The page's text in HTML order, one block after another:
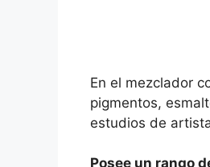
En el mezclador
pigmentos,
estudios de
Posee un rango